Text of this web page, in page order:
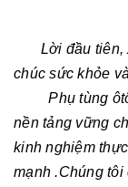
Lời đầu tiên,
chúc sức khỏe
Phụ tùng ôtô
nền tảng vững
kinh nghiệm
mạnh .Chúng